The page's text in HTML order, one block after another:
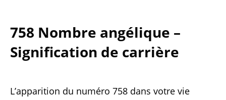
758 Nombre angélique –
Signification de carrière
L’apparition du numéro 758 dans votre vie